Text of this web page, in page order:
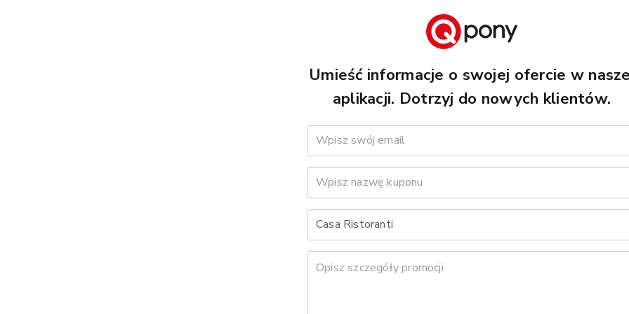
Umieść informacje o swojej ofercie w
aplikacji. Dotrzyj do nowych klientów.